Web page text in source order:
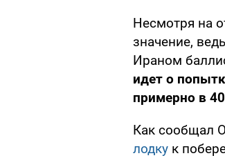
Несмотря на
значение,
Ираном
идет о
примерно в
Как сообщал
лодку к